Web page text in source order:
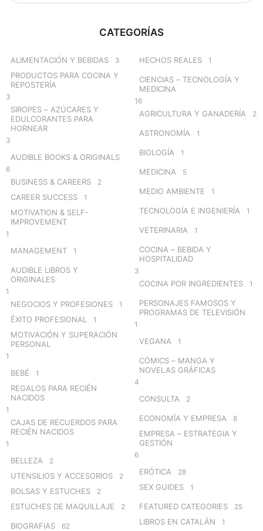
CATEGORÍAS
ALIMENTACIÓN Y BEBIDAS 3
PRODUCTOS PARA COCINA Y
REPOSTERÍA
3
SIROPES – AZÚCARES Y
EDULCORANTES PARA
HORNEAR
3
AUDIBLE BOOKS & ORIGINALS
6
BUSINESS & CAREERS 2
CAREER SUCCESS 1
MOTIVATION & SELF-
IMPROVEMENT
1
MANAGEMENT 1
AUDIBLE LIBROS Y
ORIGINALES
1
NEGOCIOS Y PROFESIONES 1
ÉXITO PROFESIONAL 1
MOTIVACIÓN Y SUPERACIÓN
PERSONAL
1
BEBÉ 1
REGALOS PARA RECIÉN
NACIDOS
1
CAJAS DE RECUERDOS PARA
RECIÉN NACIDOS
1
BELLEZA 2
UTENSILIOS Y ACCESORIOS 2
BOLSAS Y ESTUCHES 2
ESTUCHES DE MAQUILLAJE 2
BIOGRAFIAS 62
HECHOS REALES 1
CIENCIAS – TECNOLOGÍA Y
MEDICINA
16
AGRICULTURA Y GANADERÍA 2
ASTRONOMÍA 1
BIOLOGÍA 1
MEDICINA 5
MEDIO AMBIENTE 1
TECNOLOGÍA E INGENIERÍA 1
VETERINARIA 1
COCINA – BEBIDA Y
HOSPITALIDAD
3
COCINA POR INGREDIENTES 1
PERSONAJES FAMOSOS Y
PROGRAMAS DE TELEVISIÓN
1
VEGANA 1
CÓMICS – MANGA Y
NOVELAS GRÁFICAS
4
CONSULTA 2
ECONOMÍA Y EMPRESA 8
EMPRESA – ESTRATEGIA Y
GESTIÓN
6
ERÓTICA 28
SEX GUIDES 1
FEATURED CATEGORIES 25
LIBROS EN CATALÁN 1